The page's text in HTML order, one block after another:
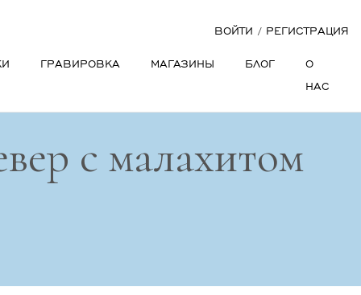
ВОЙТИ / РЕГИСТРАЦИЯ
ГРАВИРОВКА МАГАЗИНЫ БЛОГ
О
НАС
с малахитом